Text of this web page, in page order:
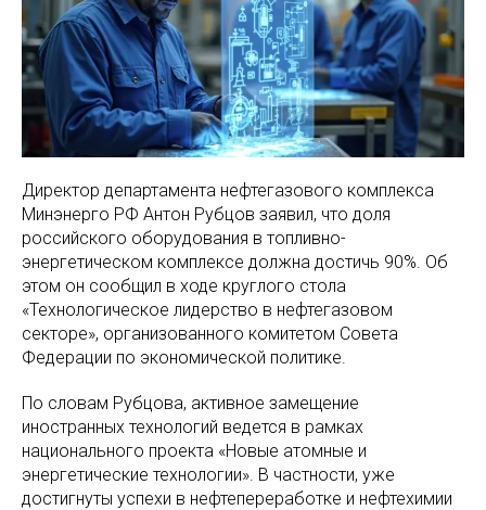
Директор департамента нефтегазового комплекса
Минэнерго РФ Антон Рубцов заявил, что доля
российского оборудования в топливно-
энергетическом комплексе должна достичь 90%. Об
этом он сообщил в ходе круглого стола
«Технологическое лидерство в нефтегазовом
секторе», организованного комитетом Совета
Федерации по экономической политике.
По словам Рубцова, активное замещение
иностранных технологий ведется в рамках
национального проекта «Новые атомные и
энергетические технологии». В частности, уже
достигнуты успехи в нефтепереработке и нефтехимии